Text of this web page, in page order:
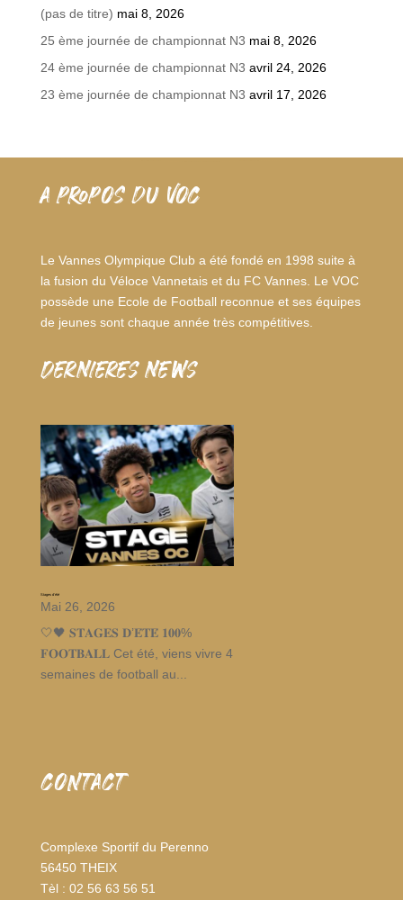
(pas de titre) mai 8, 2026
25 ème journée de championnat N3 mai 8, 2026
24 ème journée de championnat N3 avril 24, 2026
23 ème journée de championnat N3 avril 17, 2026
A PROPOS DU VOC
Le Vannes Olympique Club a été fondé en 1998 suite à
la fusion du Véloce Vannetais et du FC Vannes. Le VOC
possède une Ecole de Football reconnue et ses équipes
de jeunes sont chaque année très compétitives.
dernieres news
Stages d’été
Mai 26, 2026
🤍🖤 𝐒𝐓𝐀𝐆𝐄𝐒 𝐃’𝐄́𝐓𝐄́ 𝟏𝟎𝟎%
𝐅𝐎𝐎𝐓𝐁𝐀𝐋𝐋 Cet été, viens vivre 4
semaines de football au...
CONTACT
Complexe Sportif du Perenno
56450 THEIX
Tèl : 02 56 63 56 51